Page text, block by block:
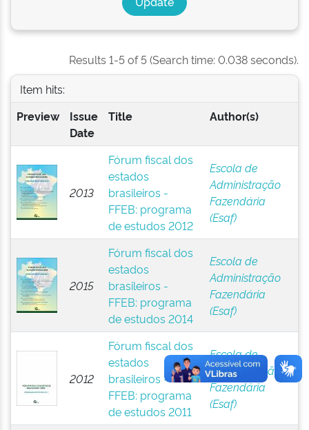
Results 1-5 of 5 (Search time: 0.038 seconds).
Item hits:
Preview
Issue
Date
Title Author(s)
2013
Fórum fiscal dos
estados
brasileiros -
FFEB: programa
de estudos 2012
Escola de
Administração
Fazendária
(Esaf)
2015
Fórum fiscal dos
estados
brasileiros -
FFEB: programa
de estudos 2014
Escola de
Administração
Fazendária
(Esaf)
2012
Fórum fiscal dos
estados
brasileiros -
FFEB: programa
de estudos 2011
Escola de
Administração
Fazendária
(Esaf)